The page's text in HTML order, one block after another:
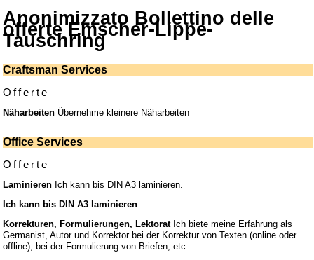
Anonimizzato Bollettino delle
offerte Emscher-Lippe-
Tauschring
Craftsman Services
Offerte
Näharbeiten Übernehme kleinere Näharbeiten
Office Services
Offerte
Laminieren Ich kann bis DIN A3 laminieren.
Ich kann bis DIN A3 laminieren
Korrekturen, Formulierungen, LektoratIch biete meine Erfahrung als
Germanist, Autor und Korrektor bei der Korrektur von Texten (online oder
offline), bei der Formulierung von Briefen, etc...